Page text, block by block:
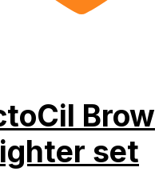
Brow
set